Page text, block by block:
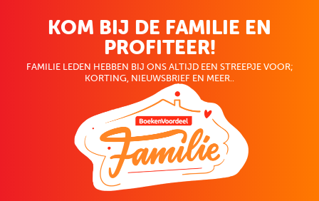
KOM BIJ DE FAMILIE EN
PROFITEER!
FAMILIE LEDEN HEBBEN BIJ ONS ALTIJD EEN STREEPJE VOOR;
KORTING, NIEUWSBRIEF EN MEER..